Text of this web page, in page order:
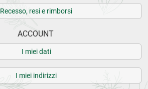
Recesso, resi e rimborsi
ACCOUNT
I miei dati
I miei indirizzi